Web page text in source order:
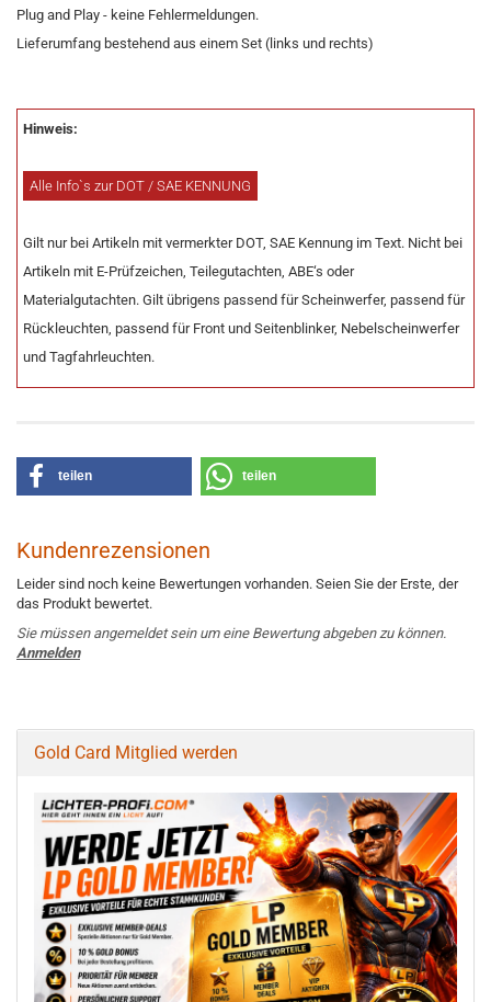
Plug and Play - keine Fehlermeldungen.
Lieferumfang bestehend aus einem Set (links und rechts)
Hinweis:
Alle Info`s zur DOT / SAE KENNUNG
Gilt nur bei Artikeln mit vermerkter DOT, SAE Kennung im Text. Nicht bei
Artikeln mit E-Prüfzeichen, Teilegutachten, ABE‘s oder
Materialgutachten. Gilt übrigens passend für Scheinwerfer, passend für
Rückleuchten, passend für Front und Seitenblinker, Nebelscheinwerfer
und Tagfahrleuchten.
teilen teilen
Kundenrezensionen
Leider sind noch keine Bewertungen vorhanden. Seien Sie der Erste, der
das Produkt bewertet.
Sie müssen angemeldet sein um eine Bewertung abgeben zu können.
Anmelden
Gold Card Mitglied werden